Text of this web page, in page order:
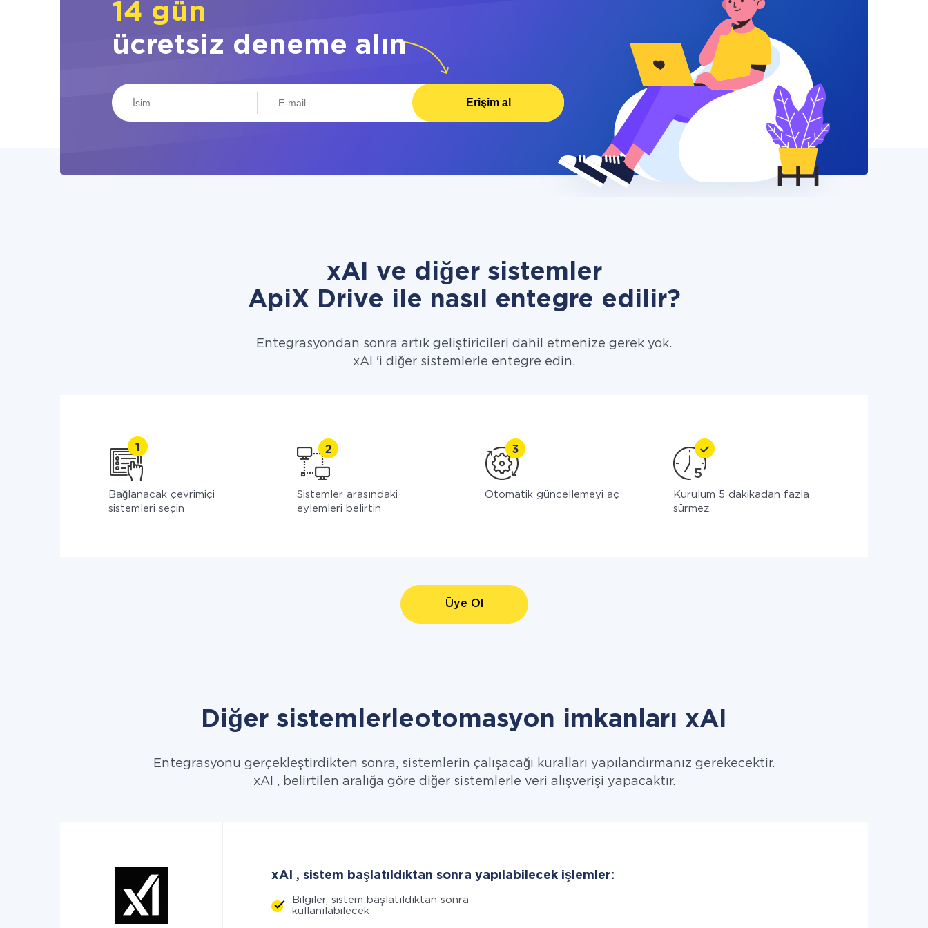
14 gün
ücretsiz deneme alın
Erişim al
xAI ve diğer sistemler
ApiX Drive ile nasıl entegre edilir?
Entegrasyondan sonra artık geliştiricileri dahil etmenize gerek yok.
xAI 'i diğer sistemlerle entegre edin.
Bağlanacak çevrimiçi
sistemleri seçin
Sistemler arasındaki
eylemleri belirtin
Otomatik güncellemeyi aç
Kurulum 5 dakikadan fazla
sürmez.
Üye Ol
Diğer sistemlerleotomasyon imkanları xAI
Entegrasyonu gerçekleştirdikten sonra, sistemlerin çalışacağı kuralları yapılandırmanız gerekecektir.
xAI , belirtilen aralığa göre diğer sistemlerle veri alışverişi yapacaktır.
xAI , sistem başlatıldıktan sonra yapılabilecek işlemler:
Bilgiler, sistem başlatıldıktan sonra
kullanılabilecek